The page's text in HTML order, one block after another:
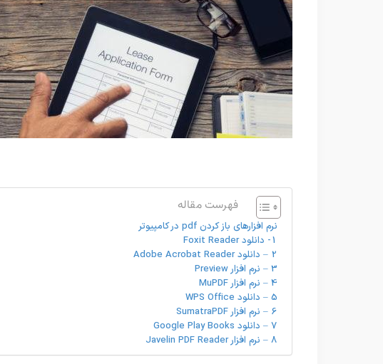
فهرست مقاله
نرم افزارهای باز کردن pdf در کامپیوتر
1- دانلود Foxit Reader
2 – دانلود Adobe Acrobat Reader
3 – نرم افزار Preview
4 – نرم افزار MuPDF
5 – دانلود WPS Office
6 – نرم افزار SumatraPDF
7 – دانلود Google Play Books
8 – نرم افزار Javelin PDF Reader